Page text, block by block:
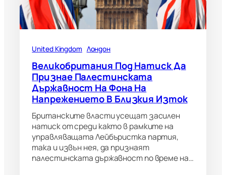
United Kingdom Лондон
Великобритания Под Натиск Да
Признае Палестинската
Държавност На Фона На
Напрежението В Близкия Изток
Британските власти усещат засилен
натиск от среди както в рамките на
управляващата Лейбъристка партия,
така и извън нея, да признаят
палестинската държавност по време на…